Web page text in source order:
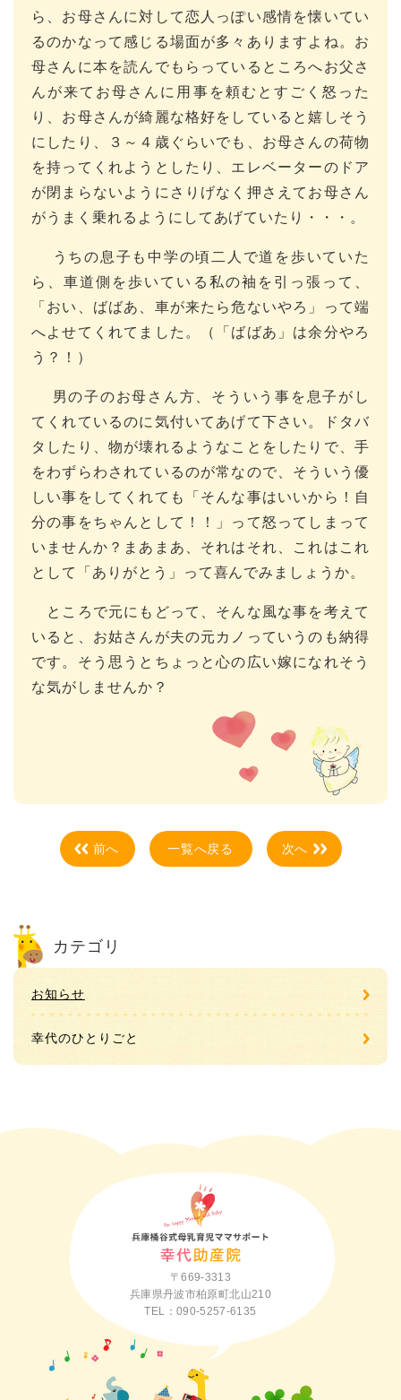
ら、お母さんに対して恋人っぽい感情を懐いてい
るのかなって感じる場面が多々ありますよね。お
母さんに本を読んでもらっているところへお父さ
んが来てお母さんに用事を頼むとすごく怒った
り、お母さんが綺麗な格好をしていると嬉しそう
にしたり、３～４歳ぐらいでも、お母さんの荷物
を持ってくれようとしたり、エレベーターのドア
が閉まらないようにさりげなく押さえてお母さん
がうまく乗れるようにしてあげていたり・・・。
うちの息子も中学の頃二人で道を歩いていた
ら、車道側を歩いている私の袖を引っ張って、
「おい、ばばあ、車が来たら危ないやろ」って端
へよせてくれてました。（「ばばあ」は余分やろ
う？！）
男の子のお母さん方、そういう事を息子がし
てくれているのに気付いてあげて下さい。ドタバ
タしたり、物が壊れるようなことをしたりで、手
をわずらわされているのが常なので、そういう優
しい事をしてくれても「そんな事はいいから！自
分の事をちゃんとして！！」って怒ってしまって
いませんか？まあまあ、それはそれ、これはこれ
として「ありがとう」って喜んでみましょうか。
ところで元にもどって、そんな風な事を考えて
いると、お姑さんが夫の元カノっていうのも納得
です。そう思うとちょっと心の広い嫁になれそう
な気がしませんか？
前へ 一覧へ戻る 次へ
カテゴリ
お知らせ
幸代のひとりごと
〒669-3313
兵庫県丹波市柏原町北山210
TEL：090-5257-6135